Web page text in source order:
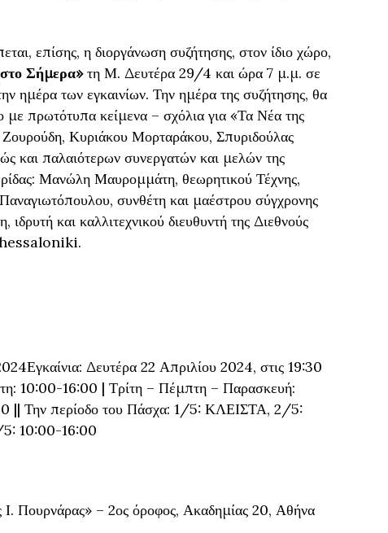
επίσης, η διοργάνωση συζήτησης, στον ίδιο χώρο,
Σήμερα»τη Μ. Δευτέρα 29/4 και ώρα 7 μ.μ. σε
ημέρα των εγκαινίων. Την ημέρα της συζήτησης, θα
με πρωτότυπα κείμενα – σχόλια για «Τα Νέα της
Κυριάκου Μορταράκου, Σπυριδούλας
και παλαιότερων συνεργατών και μελών της
Μανώλη Μαυρομμάτη, θεωρητικού Τέχνης,
συνθέτη και μαέστρου σύγχρονης
και καλλιτεχνικού διευθυντή της Διεθνούς
Εγκαίνια: Δευτέρα 22 Απριλίου 2024, στις 19:30
10:00-16:00 | Τρίτη – Πέμπτη – Παρασκευή:
|| Την περίοδο του Πάσχα: 1/5: ΚΛΕΙΣΤΑ, 2/5:
10:00-16:00
Πουρνάρας» – 2ος όροφος, Ακαδημίας 20, Αθήνα